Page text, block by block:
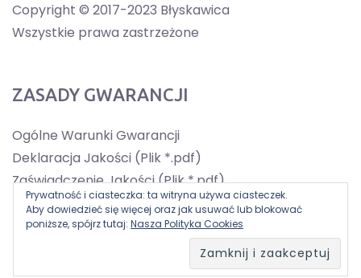
Copyright © 2017-2023 Błyskawica
Wszystkie prawa zastrzeżone
ZASADY GWARANCJI
Ogólne Warunki Gwarancji
Deklaracja Jakości (Plik *.pdf)
Zaświadczenie Jakości (Plik *.pdf)
Prywatność i ciasteczka: ta witryna używa ciasteczek.
Aby dowiedzieć się więcej oraz jak usuwać lub blokować
poniższe, spójrz tutaj: Nasza Polityka Cookies